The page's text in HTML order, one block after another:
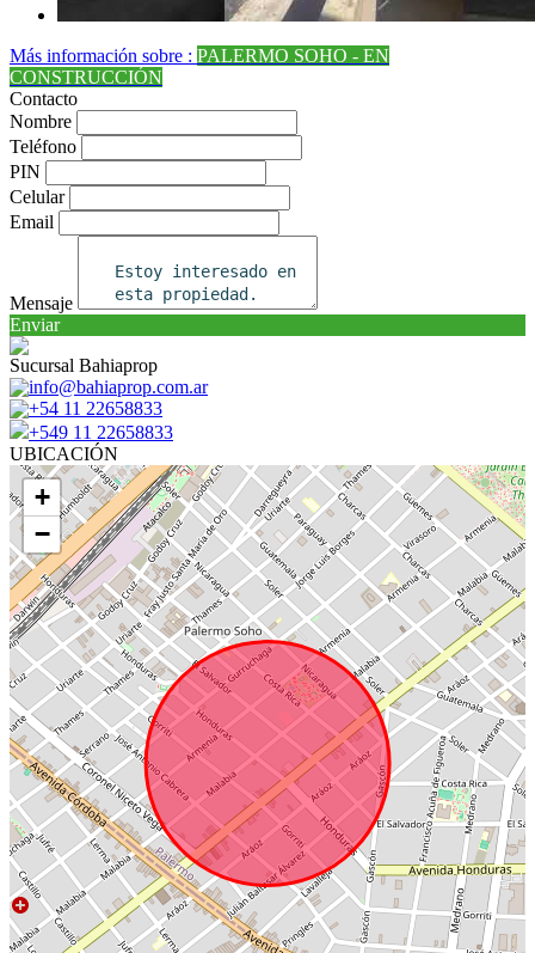
Más información sobre : PALERMO SOHO - EN
CONSTRUCCIÓN
Contacto
Nombre
Teléfono
PIN
Celular
Email
Mensaje
Enviar
Sucursal Bahiaprop
info@bahiaprop.com.ar
+54 11 22658833
+549 11 22658833
UBICACIÓN
+
−